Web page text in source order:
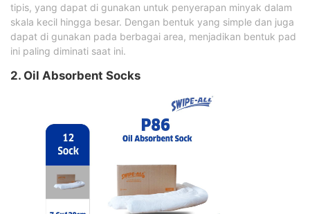
tipis, yang dapat di gunakan untuk penyerapan minyak dalam
skala kecil hingga besar. Dengan bentuk yang simple dan juga
dapat di gunakan pada berbagai area, menjadikan bentuk pad
ini paling diminati saat ini.
2. Oil Absorbent Socks